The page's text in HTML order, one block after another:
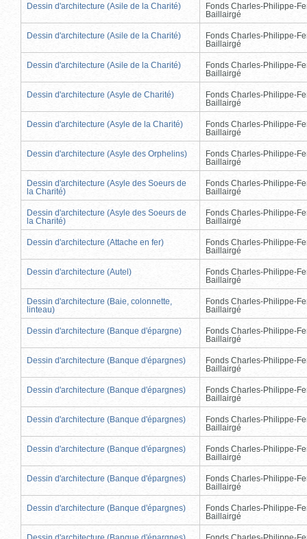
Dessin d'architecture (Asile de la Charité)
Fonds Charles-Philippe-
Baillairgé
Dessin d'architecture (Asile de la Charité)
Fonds Charles-Philippe-
Baillairgé
Dessin d'architecture (Asile de la Charité)
Fonds Charles-Philippe-
Baillairgé
Dessin d'architecture (Asyle de Charité)
Fonds Charles-Philippe-
Baillairgé
Dessin d'architecture (Asyle de la Charité)
Fonds Charles-Philippe-
Baillairgé
Dessin d'architecture (Asyle des Orphelins)
Fonds Charles-Philippe-
Baillairgé
Dessin d'architecture (Asyle des Soeurs de
la Charité)
Fonds Charles-Philippe-
Baillairgé
Dessin d'architecture (Asyle des Soeurs de
la Charité)
Fonds Charles-Philippe-
Baillairgé
Dessin d'architecture (Attache en fer)
Fonds Charles-Philippe-
Baillairgé
Dessin d'architecture (Autel)
Fonds Charles-Philippe-
Baillairgé
Dessin d'architecture (Baie, colonnette,
linteau)
Fonds Charles-Philippe-
Baillairgé
Dessin d'architecture (Banque d'épargne)
Fonds Charles-Philippe-
Baillairgé
Dessin d'architecture (Banque d'épargnes)
Fonds Charles-Philippe-
Baillairgé
Dessin d'architecture (Banque d'épargnes)
Fonds Charles-Philippe-
Baillairgé
Dessin d'architecture (Banque d'épargnes)
Fonds Charles-Philippe-
Baillairgé
Dessin d'architecture (Banque d'épargnes)
Fonds Charles-Philippe-
Baillairgé
Dessin d'architecture (Banque d'épargnes)
Fonds Charles-Philippe-
Baillairgé
Dessin d'architecture (Banque d'épargnes)
Fonds Charles-Philippe-
Baillairgé